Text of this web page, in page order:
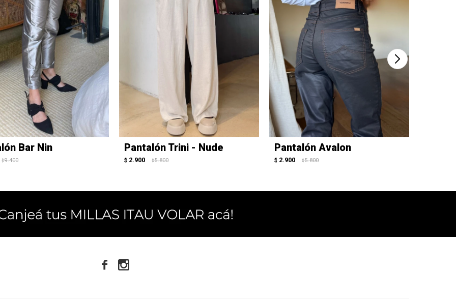
Bar Nin
$ 9.400
Pantalón Trini - Nude
$ 2.900 $ 5.800
Pantalón Avalon
$ 2.900 $ 5.800
 